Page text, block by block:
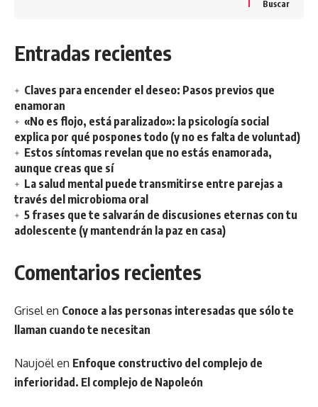
Buscar
Entradas recientes
Claves para encender el deseo: Pasos previos que
enamoran
«No es flojo, está paralizado»: la psicología social
explica por qué pospones todo (y no es falta de voluntad)
Estos síntomas revelan que no estás enamorada,
aunque creas que sí
La salud mental puede transmitirse entre parejas a
través del microbioma oral
5 frases que te salvarán de discusiones eternas con tu
adolescente (y mantendrán la paz en casa)
Comentarios recientes
Grisel en Conoce a las personas interesadas que sólo te
llaman cuando te necesitan
Naujoël en Enfoque constructivo del complejo de
inferioridad. El complejo de Napoleón